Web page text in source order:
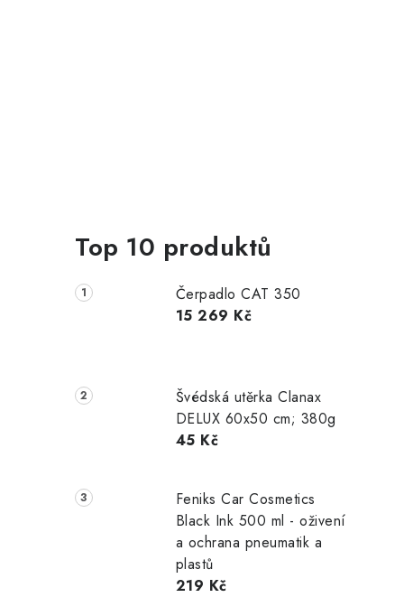
Top 10 produktů
Čerpadlo CAT 350
15 269 Kč
Švédská utěrka Clanax
DELUX 60x50 cm; 380g
45 Kč
Feniks Car Cosmetics
Black Ink 500 ml - oživení
a ochrana pneumatik a
plastů
219 Kč